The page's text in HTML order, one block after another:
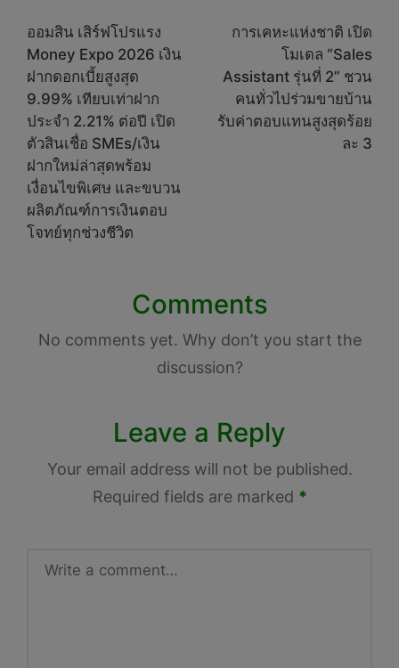
navigation
ออมสิน เสิร์ฟโปรแรง
Money Expo 2026 เงิน
ฝากดอกเบี้ยสูงสุด
9.99% เทียบเท่าฝาก
ประจำ 2.21% ต่อปี เปิด
ตัวสินเชื่อ SMEs/เงิน
ฝากใหม่ล่าสุดพร้อม
เงื่อนไขพิเศษ และขบวน
ผลิตภัณฑ์การเงินตอบ
โจทย์ทุกช่วงชีวิต
การเคหะแห่งชาติ เปิด
โมเดล “Sales
Assistant รุ่นที่ 2” ชวน
คนทั่วไปร่วมขายบ้าน
รับค่าตอบแทนสูงสุดร้อย
ละ 3
Comments
No comments yet. Why don’t you start the
discussion?
Leave a Reply
Your email address will not be published.
Required fields are marked *